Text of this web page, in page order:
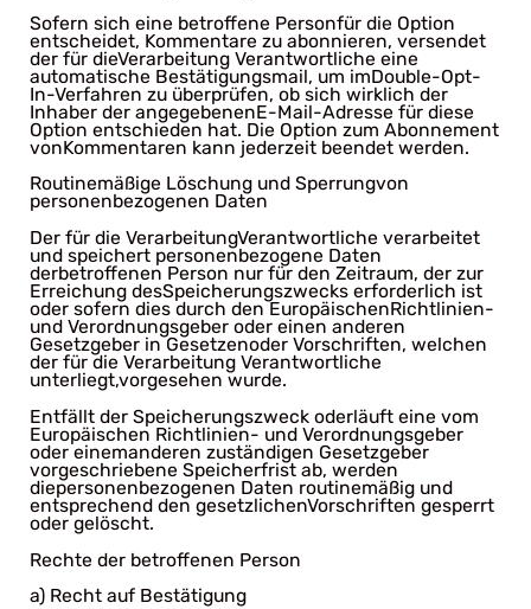
Sofern sich eine betroffene Personfür die Option
entscheidet, Kommentare zu abonnieren, versendet
der für dieVerarbeitung Verantwortliche eine
automatische Bestätigungsmail, um imDouble-Opt-
In-Verfahren zu überprüfen, ob sich wirklich der
Inhaber der angegebenenE-Mail-Adresse für diese
Option entschieden hat. Die Option zum Abonnement
vonKommentaren kann jederzeit beendet werden.
Routinemäßige Löschung und Sperrungvon
personenbezogenen Daten
Der für die VerarbeitungVerantwortliche verarbeitet
und speichert personenbezogene Daten
derbetroffenen Person nur für den Zeitraum, der zur
Erreichung desSpeicherungszwecks erforderlich ist
oder sofern dies durch den EuropäischenRichtlinien-
und Verordnungsgeber oder einen anderen
Gesetzgeber in Gesetzenoder Vorschriften, welchen
der für die Verarbeitung Verantwortliche
unterliegt,vorgesehen wurde.
Entfällt der Speicherungszweck oderläuft eine vom
Europäischen Richtlinien- und Verordnungsgeber
oder einemanderen zuständigen Gesetzgeber
vorgeschriebene Speicherfrist ab, werden
diepersonenbezogenen Daten routinemäßig und
entsprechend den gesetzlichenVorschriften gesperrt
oder gelöscht.
Rechte der betroffenen Person
a) Recht auf Bestätigung